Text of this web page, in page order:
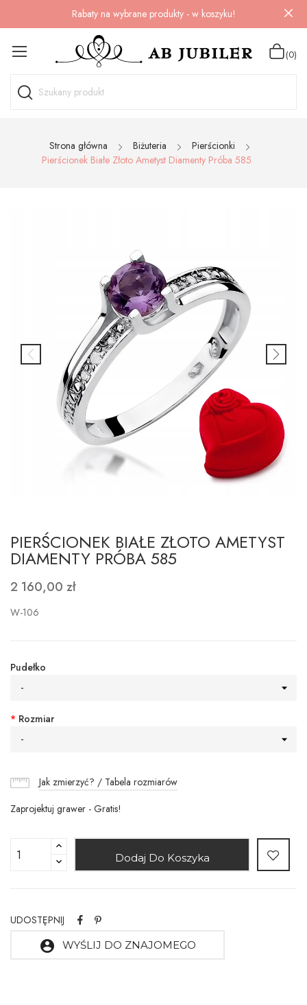
Rabaty na wybrane produkty - w koszyku!
(0)
Strona główna Biżuteria
Pierścionki
Pierścionek Białe Złoto Ametyst Diamenty Próba 585
PIERŚCIONEK BIAŁE ZŁOTO AMETYST
DIAMENTY PRÓBA 585
2 160,00 zł
W-106
Pudełko
-
* Rozmiar
-
Jak zmierzyć? / Tabela rozmiarów
Zaprojektuj grawer - Gratis!
Dodaj Do Koszyka
UDOSTĘPNIJ
account_circle WYŚLIJ DO ZNAJOMEGO